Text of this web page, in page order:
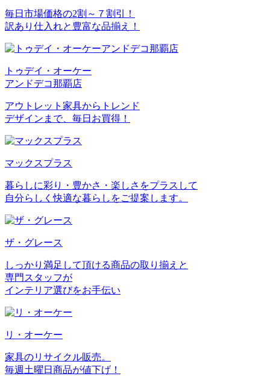
毎日市場価格の2割～７割引！
訳あり仕入れと豊富な品揃え！
トゥデイ・オーケー
アンドデコ那覇店
アウトレット家具からトレンド
デザインまで、毎日お買得！
マックスプラス
暮らしに彩り・豊かさ・楽しさをプラスして
自分らしく快適な暮らしをご提案します。
ザ・グレース
しっかり満足して頂ける商品の取り揃えと
専門スタッフが
インテリア選びをお手伝い
リ・オーケー
家具のリサイクル販売。
毎週土曜日商品が値下げ！